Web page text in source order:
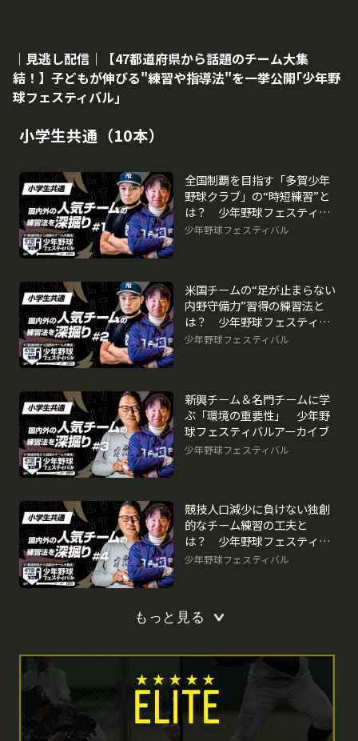
｜見逃し配信｜【47都道府県から話題のチーム大集
結！】子どもが伸びる"練習や指導法"を一挙公開｢少年野
球フェスティバル｣
小学生共通（10本）
全国制覇を目指す「多賀少年
野球クラブ」の“時短練習”と
は？ 少年野球フェスティバ
ルアーカイブ
少年野球フェスティバル
米国チームの“足が止まらない
内野守備力”習得の練習法と
は？ 少年野球フェスティバ
ルアーカイブ
少年野球フェスティバル
新興チーム＆名門チームに学
ぶ「環境の重要性」 少年野
球フェスティバルアーカイブ
少年野球フェスティバル
競技人口減少に負けない独創
的なチーム練習の工夫と
は？ 少年野球フェスティバ
ルアーカイブ
少年野球フェスティバル
もっと見る